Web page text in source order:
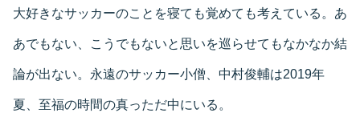
大好きなサッカーのことを寝ても覚めても考えている。あ
あでもない、こうでもないと思いを巡らせてもなかなか結
論が出ない。永遠のサッカー小僧、中村俊輔は2019年
夏、至福の時間の真っただ中にいる。